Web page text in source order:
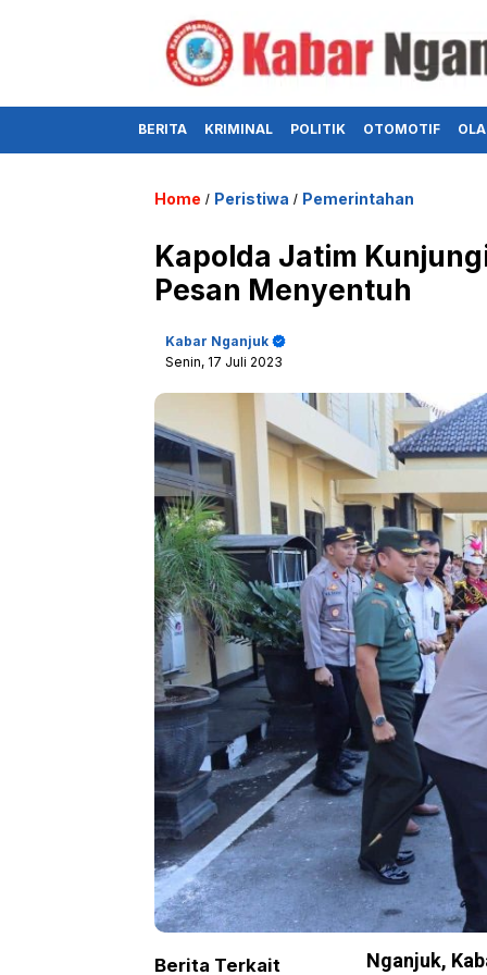
BERITA KRIMINAL POLITIK OTOMOTIF
Home / Peristiwa / Pemerintahan
Kapolda Jatim
Pesan Menyentuh
Kabar Nganjuk
Senin, 17 Juli 2023
Nganjuk,
Berita Terkait